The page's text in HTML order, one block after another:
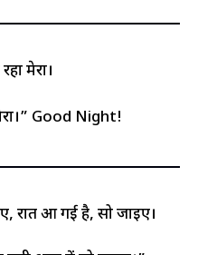
मेरा।
Good Night!
रात आ गई है, सो जाइए।